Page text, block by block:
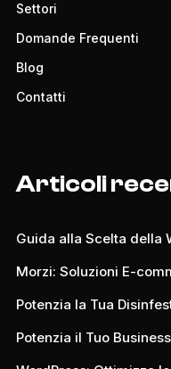
Settori
Domande Frequenti
Blog
Contatti
Articoli
Guida alla Scelta della
Morzi: Soluzioni E-
Potenzia la Tua
Potenzia il Tuo